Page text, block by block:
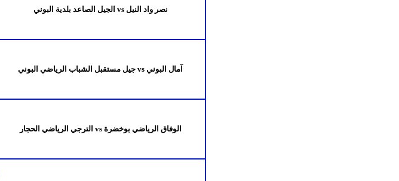
نصر واد النيلvs الجيل الصاعد بلدية البوني
آمال البوني vs جيل مستقبل الشباب الرياضي البوني
الوفاق الرياضي بوخضرةvs الترجي الرياضي الحجار